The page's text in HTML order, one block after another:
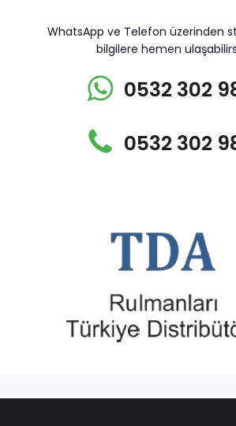
WhatsApp ve Telefon üzerinden
bilgilere hemen
0532 302
0532 302